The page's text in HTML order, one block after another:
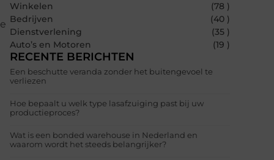
Winkelen
(78 )
Bedrijven
(40 )
Dienstverlening
(35 )
Auto’s en Motoren
(19 )
RECENTE BERICHTEN
Een beschutte veranda zonder het buitengevoel te
verliezen
Hoe bepaalt u welk type lasafzuiging past bij uw
productieproces?
Wat is een bonded warehouse in Nederland en
waarom wordt het steeds belangrijker?